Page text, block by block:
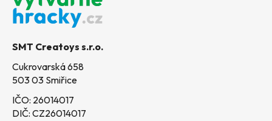
SMT Creatoys s.r.o.
Cukrovarská 658
503 03 Smiřice
IČO: 26014017
DIČ: CZ26014017